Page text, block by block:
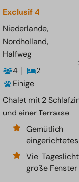
Exclusif 4
Niederlande,
Nordholland,
Halfweg
4
2
Einige
Chalet mit 2
und einer Terrasse
Gemütlich
Viel
große Fenster